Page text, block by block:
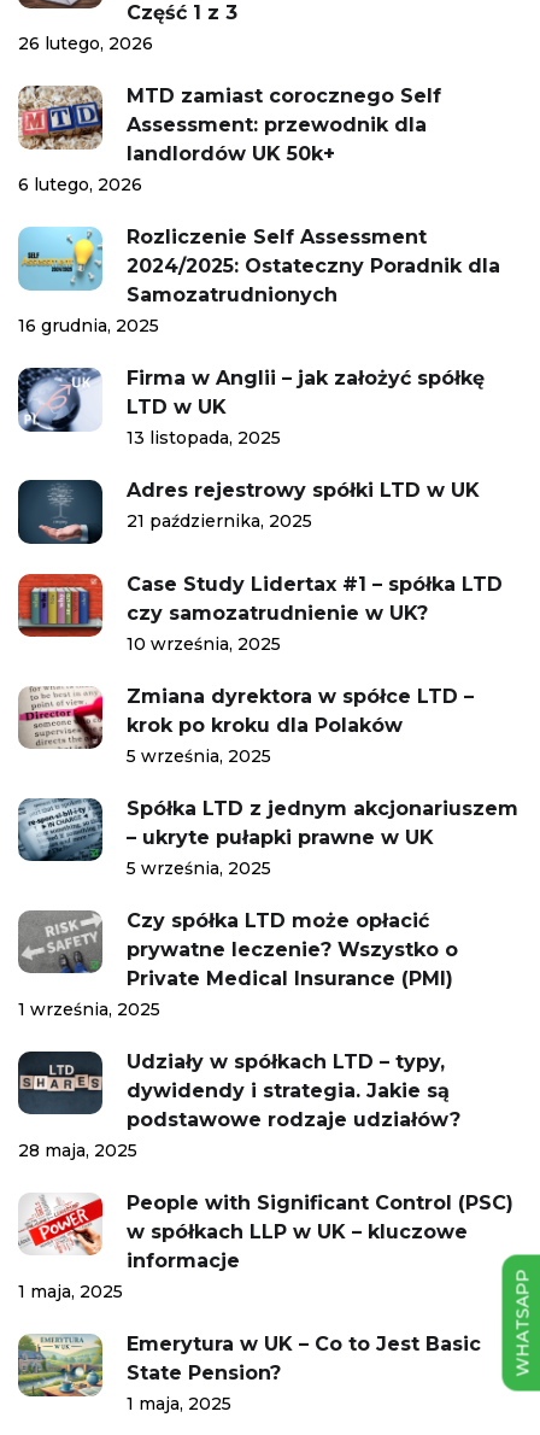
WHATSAPP
Część 1 z 3
26 lutego, 2026
MTD zamiast corocznego Self
Assessment: przewodnik dla
landlordów UK 50k+
6 lutego, 2026
Rozliczenie Self Assessment
2024/2025: Ostateczny Poradnik dla
Samozatrudnionych
16 grudnia, 2025
Firma w Anglii – jak założyć spółkę
LTD w UK
13 listopada, 2025
Adres rejestrowy spółki LTD w UK
21 października, 2025
Case Study Lidertax #1 – spółka LTD
czy samozatrudnienie w UK?
10 września, 2025
Zmiana dyrektora w spółce LTD –
krok po kroku dla Polaków
5 września, 2025
Spółka LTD z jednym akcjonariuszem
– ukryte pułapki prawne w UK
5 września, 2025
Czy spółka LTD może opłacić
prywatne leczenie? Wszystko o
Private Medical Insurance (PMI)
1 września, 2025
Udziały w spółkach LTD – typy,
dywidendy i strategia. Jakie są
podstawowe rodzaje udziałów?
28 maja, 2025
People with Significant Control (PSC)
w spółkach LLP w UK – kluczowe
informacje
1 maja, 2025
Emerytura w UK – Co to Jest Basic
State Pension?
1 maja, 2025